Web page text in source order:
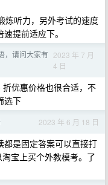
炼听力，另外考试的速度
提前适应下。
，请问大家有 2023 年 7 月
4 日
优惠价格也很合适，不
选下
2023 年 6 月 18 日
都是固定答案可以直接打
宝上买个外教模考。了